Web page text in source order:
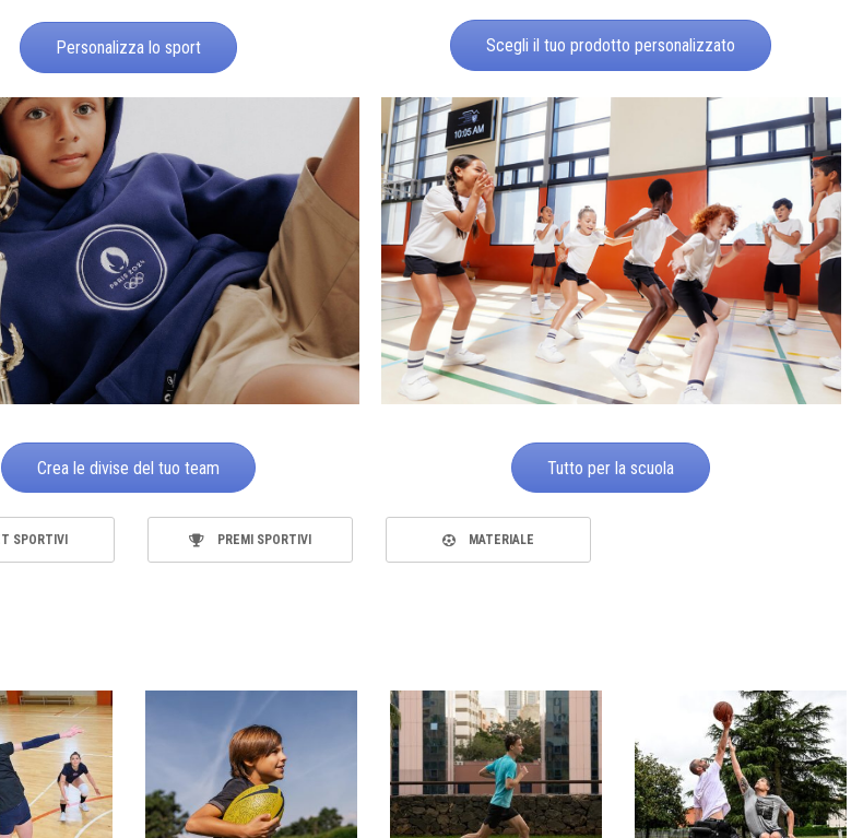
Personalizza lo sport Scegli il tuo prodotto personalizzato
Crea le divise del tuo team Tutto per la scuola
SPORTIVI PREMI SPORTIVI MATERIALE